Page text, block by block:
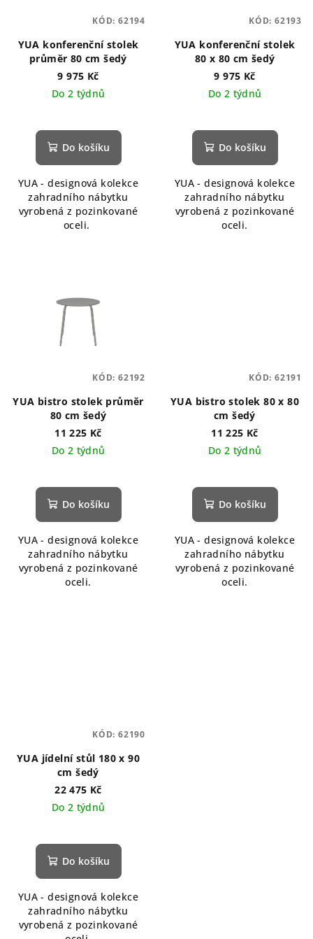
YUA konferenční stolek
průměr 80 cm šedý
9 975 Kč
Do 2 týdnů
Do košíku
YUA - designová kolekce
zahradního nábytku
vyrobená z pozinkované
oceli.
KÓD: 62194
YUA konferenční stolek
80 x 80 cm šedý
9 975 Kč
Do 2 týdnů
Do košíku
YUA - designová kolekce
zahradního nábytku
vyrobená z pozinkované
oceli.
KÓD: 62193
YUA bistro stolek průměr
80 cm šedý
11 225 Kč
Do 2 týdnů
Do košíku
YUA - designová kolekce
zahradního nábytku
vyrobená z pozinkované
oceli.
KÓD: 62192
YUA bistro stolek 80 x 80
cm šedý
11 225 Kč
Do 2 týdnů
Do košíku
YUA - designová kolekce
zahradního nábytku
vyrobená z pozinkované
oceli.
KÓD: 62191
YUA jídelní stůl 180 x 90
cm šedý
22 475 Kč
Do 2 týdnů
Do košíku
YUA - designová kolekce
zahradního nábytku
vyrobená z pozinkované
KÓD: 62190